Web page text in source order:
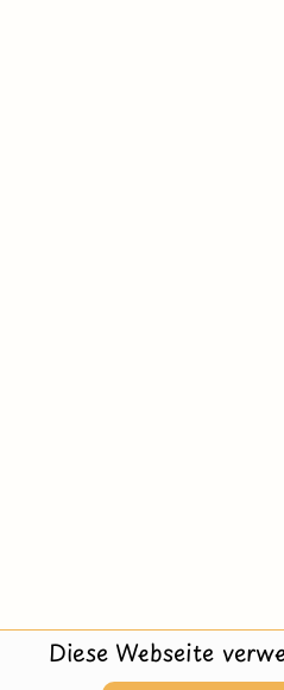
Diese Webseite